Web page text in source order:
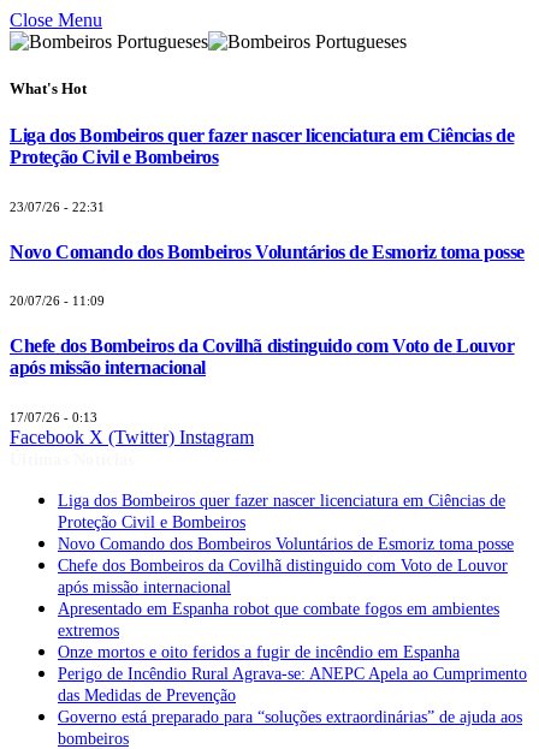
Close Menu
What's Hot
Liga dos Bombeiros quer fazer nascer licenciatura em Ciências de
Proteção Civil e Bombeiros
23/07/26 - 22:31
Novo Comando dos Bombeiros Voluntários de Esmoriz toma posse
20/07/26 - 11:09
Chefe dos Bombeiros da Covilhã distinguido com Voto de Louvor
após missão internacional
17/07/26 - 0:13
Facebook X (Twitter) Instagram
Liga dos Bombeiros quer fazer nascer licenciatura em Ciências de
Proteção Civil e Bombeiros
Novo Comando dos Bombeiros Voluntários de Esmoriz toma posse
Chefe dos Bombeiros da Covilhã distinguido com Voto de Louvor
após missão internacional
Apresentado em Espanha robot que combate fogos em ambientes
extremos
Onze mortos e oito feridos a fugir de incêndio em Espanha
Perigo de Incêndio Rural Agrava-se: ANEPC Apela ao Cumprimento
das Medidas de Prevenção
Governo está preparado para “soluções extraordinárias” de ajuda aos
bombeiros